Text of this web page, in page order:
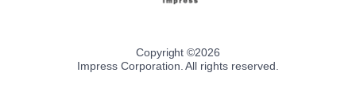
Copyright ©2026
Impress Corporation. All rights reserved.